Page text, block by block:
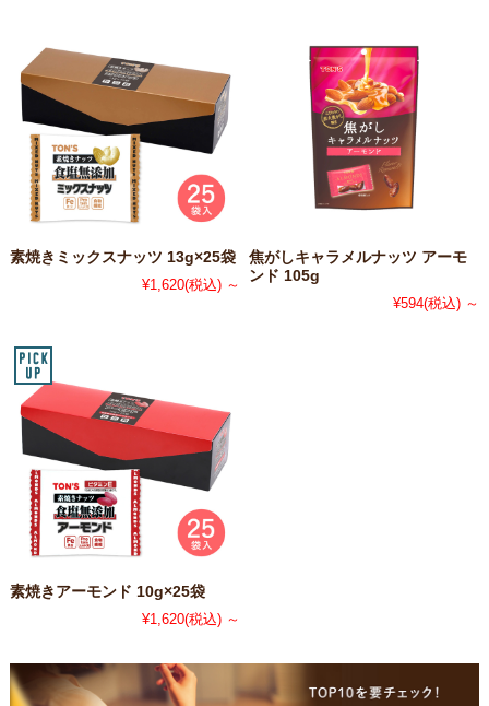
素焼きミックスナッツ 13g×25袋
¥1,620(税込) ～
焦がしキャラメルナッツ アーモ
ンド 105g
¥594(税込) ～
素焼きアーモンド 10g×25袋
¥1,620(税込) ～